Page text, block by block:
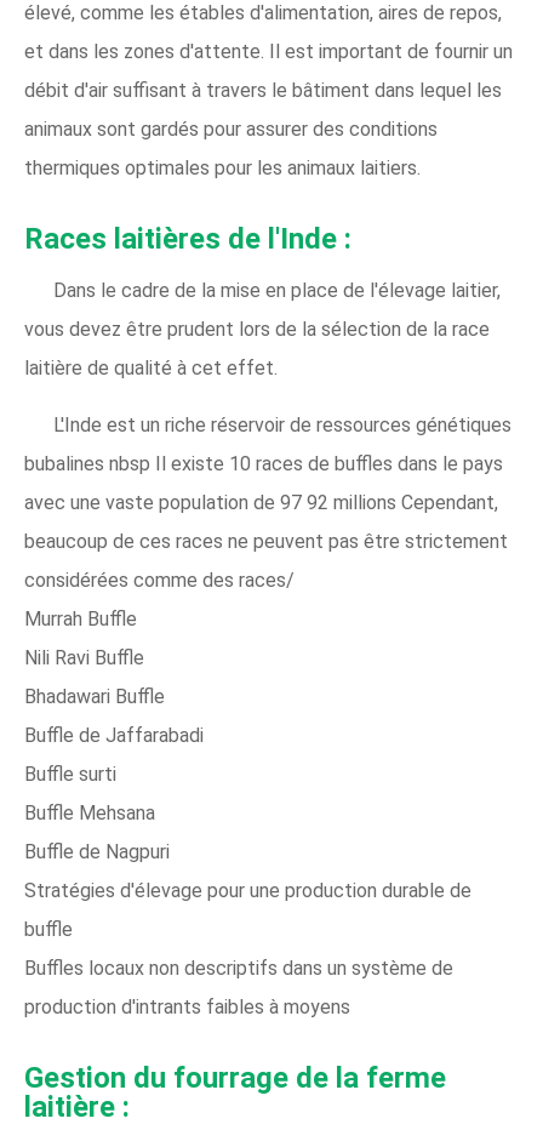
élevé, comme les étables d'alimentation, aires de repos,
et dans les zones d'attente. Il est important de fournir un
débit d'air suffisant à travers le bâtiment dans lequel les
animaux sont gardés pour assurer des conditions
thermiques optimales pour les animaux laitiers.
Races laitières de l'Inde :
Dans le cadre de la mise en place de l'élevage laitier,
vous devez être prudent lors de la sélection de la race
laitière de qualité à cet effet.
L'Inde est un riche réservoir de ressources génétiques
bubalines nbsp Il existe 10 races de buffles dans le pays
avec une vaste population de 97 92 millions Cependant,
beaucoup de ces races ne peuvent pas être strictement
considérées comme des races/
Murrah Buffle
Nili Ravi Buffle
Bhadawari Buffle
Buffle de Jaffarabadi
Buffle surti
Buffle Mehsana
Buffle de Nagpuri
Stratégies d'élevage pour une production durable de
buffle
Buffles locaux non descriptifs dans un système de
production d'intrants faibles à moyens
Gestion du fourrage de la ferme
laitière :